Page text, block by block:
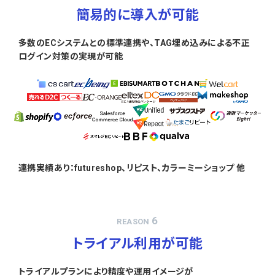
簡易的に導入が可能
多数のECシステムとの標準連携や、TAG埋め込みによる不正
ログイン対策の実現が可能
連携実績あり：futureshop、リピスト、カラーミーショップ 他
REASON 6
トライアル利用が可能
トライアルプランにより精度や運用イメージが